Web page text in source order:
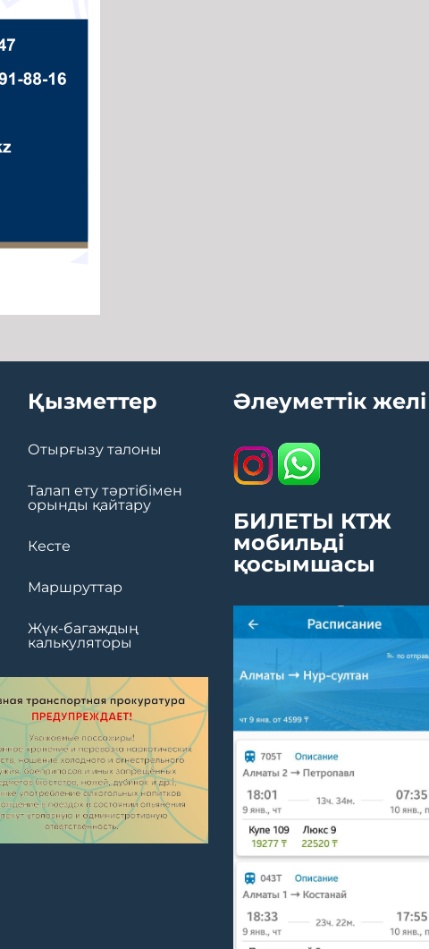
Қызметтер
Отырғызу талоны
Талап ету тәртібімен
орынды қайтару
Кесте
Маршруттар
Жүк-багаждың
калькуляторы
Әлеуметтік желі
БИЛЕТЫ КТЖ
мобильді
қосымшасы